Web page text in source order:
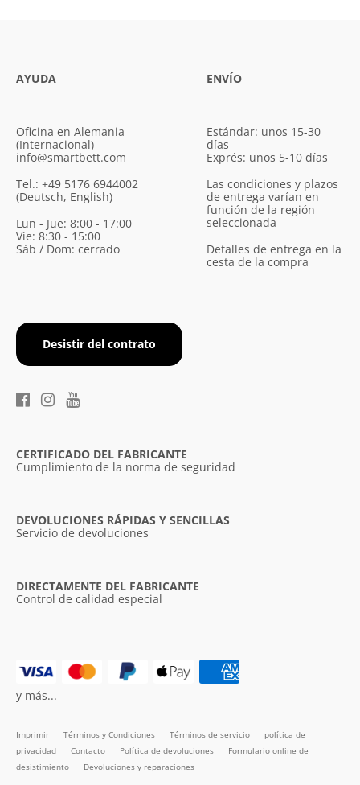
AYUDA
Oficina en Alemania
(Internacional)
info@smartbett.com
Tel.: +49 5176 6944002
(Deutsch, English)
Lun - Jue: 8:00 - 17:00
Vie: 8:30 - 15:00
Sáb / Dom: cerrado
Desistir del contrato
ENVÍO
Estándar: unos 15-30
días
Exprés: unos 5-10 días
Las condiciones y plazos
de entrega varían en
función de la región
seleccionada
Detalles de entrega en la
cesta de la compra
CERTIFICADO DEL FABRICANTE
Cumplimiento de la norma de seguridad
DEVOLUCIONES RÁPIDAS Y SENCILLAS
Servicio de devoluciones
DIRECTAMENTE DEL FABRICANTE
Control de calidad especial
Imprimir Términos y Condiciones Términos de servicio
política de
privacidad
Contacto Política de devoluciones
Formulario online de
desistimiento
Devoluciones y reparaciones
y más...